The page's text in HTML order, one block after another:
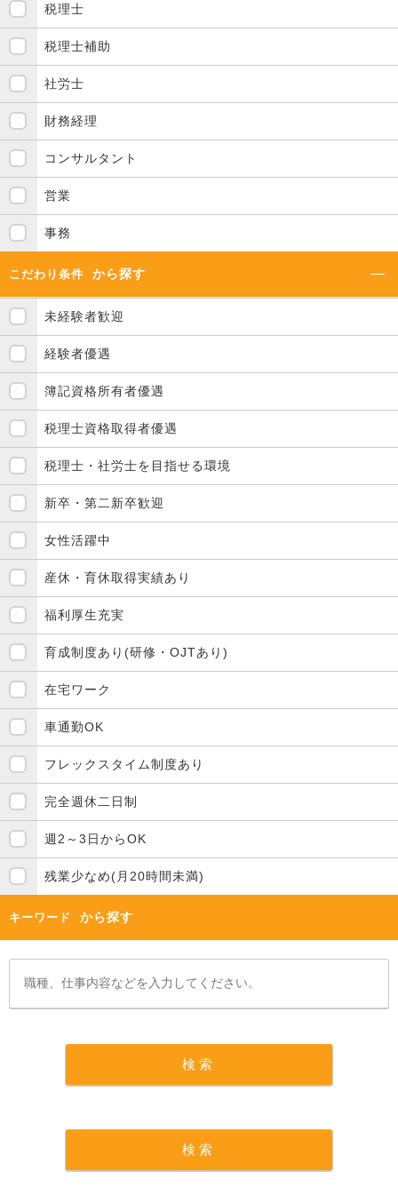
税理士
税理士補助
社労士
財務経理
コンサルタント
営業
事務
こだわり条件 から探す
未経験者歓迎
経験者優遇
簿記資格所有者優遇
税理士資格取得者優遇
税理士・社労士を目指せる環境
新卒・第二新卒歓迎
女性活躍中
産休・育休取得実績あり
福利厚生充実
育成制度あり(研修・OJTあり)
在宅ワーク
車通勤OK
フレックスタイム制度あり
完全週休二日制
週2～3日からOK
残業少なめ(月20時間未満)
キーワード から探す